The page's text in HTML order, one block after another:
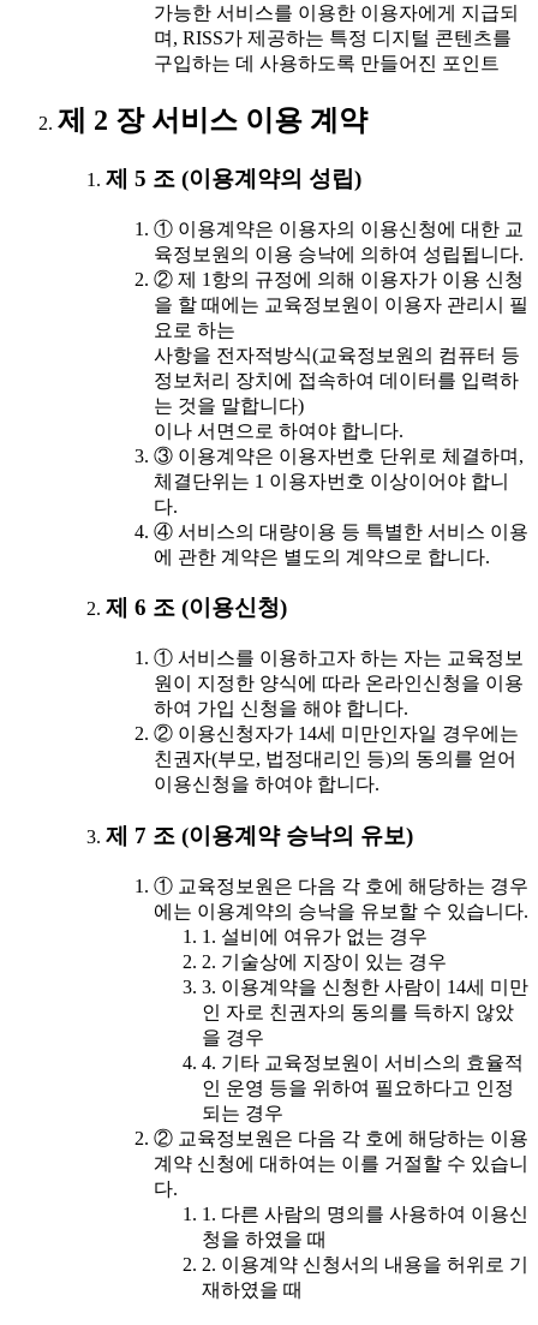
가능한 서비스를 이용한 이용자에게 지급되
며, RISS가 제공하는 특정 디지털 콘텐츠를
구입하는 데 사용하도록 만들어진 포인트
제 2 장 서비스 이용 계약
제 5 조 (이용계약의 성립)
① 이용계약은 이용자의 이용신청에 대한 교
육정보원의 이용 승낙에 의하여 성립됩니다.
② 제 1항의 규정에 의해 이용자가 이용 신청
을 할 때에는 교육정보원이 이용자 관리시 필
요로 하는
사항을 전자적방식(교육정보원의 컴퓨터 등
정보처리 장치에 접속하여 데이터를 입력하
는 것을 말합니다)
이나 서면으로 하여야 합니다.
③ 이용계약은 이용자번호 단위로 체결하며,
체결단위는 1 이용자번호 이상이어야 합니
다.
④ 서비스의 대량이용 등 특별한 서비스 이용
에 관한 계약은 별도의 계약으로 합니다.
제 6 조 (이용신청)
① 서비스를 이용하고자 하는 자는 교육정보
원이 지정한 양식에 따라 온라인신청을 이용
하여 가입 신청을 해야 합니다.
② 이용신청자가 14세 미만인자일 경우에는
친권자(부모, 법정대리인 등)의 동의를 얻어
이용신청을 하여야 합니다.
제 7 조 (이용계약 승낙의 유보)
① 교육정보원은 다음 각 호에 해당하는 경우
에는 이용계약의 승낙을 유보할 수 있습니다.
1. 설비에 여유가 없는 경우
2. 기술상에 지장이 있는 경우
3. 이용계약을 신청한 사람이 14세 미만
인 자로 친권자의 동의를 득하지 않았
을 경우
4. 기타 교육정보원이 서비스의 효율적
인 운영 등을 위하여 필요하다고 인정
되는 경우
② 교육정보원은 다음 각 호에 해당하는 이용
계약 신청에 대하여는 이를 거절할 수 있습니
다.
1. 다른 사람의 명의를 사용하여 이용신
청을 하였을 때
2. 이용계약 신청서의 내용을 허위로 기
재하였을 때